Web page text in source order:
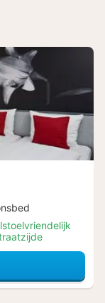
Standard